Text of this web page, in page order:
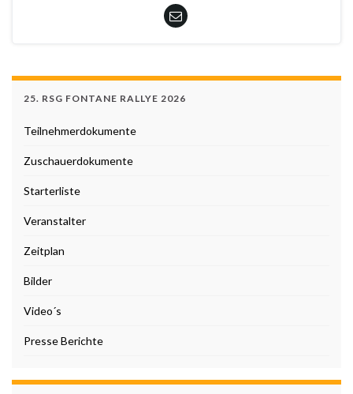
25. RSG FONTANE RALLYE 2026
Teilnehmerdokumente
Zuschauerdokumente
Starterliste
Veranstalter
Zeitplan
Bilder
Video´s
Presse Berichte